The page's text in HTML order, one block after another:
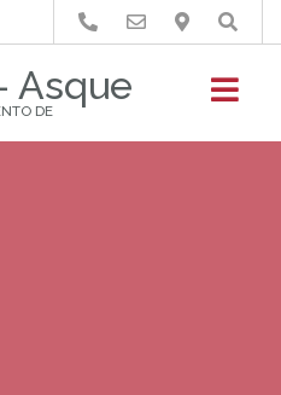
Asque
DE
Buscar